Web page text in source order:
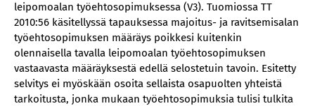
leipomoalan työehtosopimuksessa (V3). Tuomiossa TT
2010:56 käsitellyssä tapauksessa majoitus- ja ravitsemisalan
työehtosopimuksen määräys poikkesi kuitenkin
olennaisella tavalla leipomoalan työehtosopimuksen
vastaavasta määräyksestä edellä selostetuin tavoin. Esitetty
selvitys ei myöskään osoita sellaista osapuolten yhteistä
tarkoitusta, jonka mukaan työehtosopimuksia tulisi tulkita